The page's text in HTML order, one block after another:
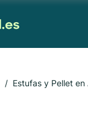
Estufas y Pellet en